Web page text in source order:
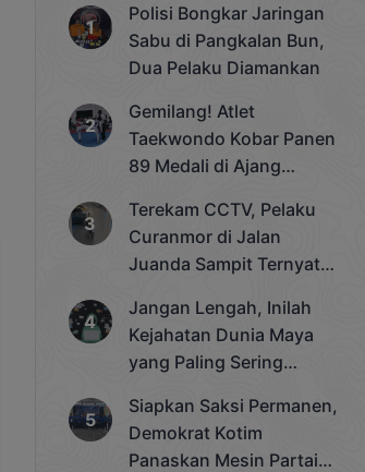
Polisi Bongkar Jaringan
Sabu di Pangkalan Bun,
Dua Pelaku Diamankan
Gemilang! Atlet
Taekwondo Kobar Panen
89 Medali di Ajang
Cup 2025
Terekam CCTV, Pelaku
Curanmor di Jalan
Juanda Sampit Ternyata
Jangan Lengah, Inilah
Kejahatan Dunia Maya
yang Paling Sering
Siapkan Saksi Permanen,
Demokrat Kotim
Panaskan Mesin Partai